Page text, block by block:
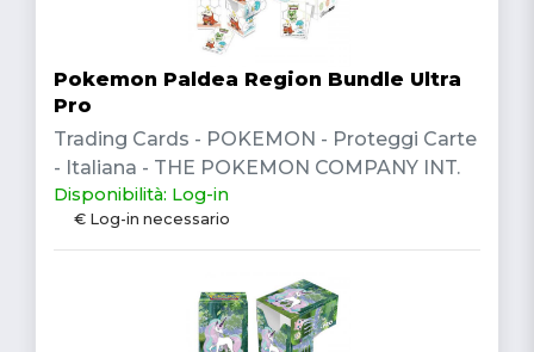
Pokemon Paldea Region Bundle Ultra
Pro
Trading Cards - POKEMON - Proteggi Carte
- Italiana - THE POKEMON COMPANY INT.
Disponibilità: Log-in
€ Log-in necessario